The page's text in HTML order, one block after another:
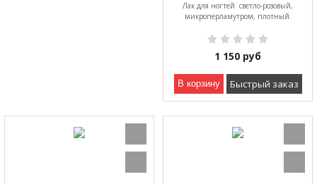
Лак для ногтей светло-розовый,
микроперламутром, плотный.
1 150 руб
В корзину Быстрый заказ